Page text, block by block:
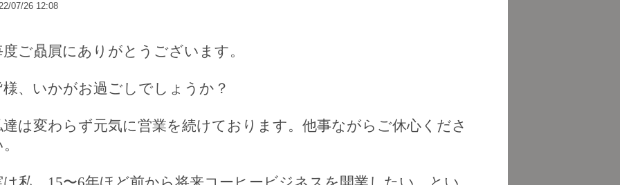
07/26 12:08
度ご贔屓にありがとうございます。
様、いかがお過ごしでしょうか？
達は変わらず元気に営業を続けております。他事ながらご休心くださ